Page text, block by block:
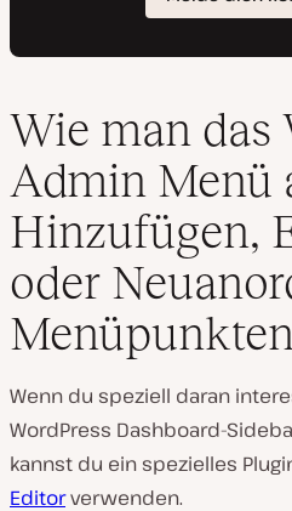
Wie man das
Admin Menü
Hinzufügen,
oder
Menüpunkten
Wenn du speziell daran
WordPress Dashboard-
kannst du ein spezielles
Editorverwenden.